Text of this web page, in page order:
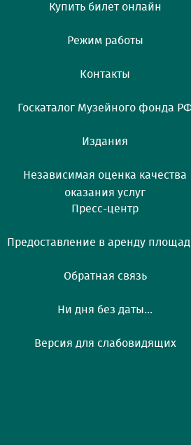
Купить билет онлайн
Режим работы
Контакты
Госкаталог Музейного фонда
Издания
Независимая оценка качества
оказания услуг
Пресс-центр
Предоставление в аренду
Обратная связь
Ни дня без даты...
Версия для слабовидящих